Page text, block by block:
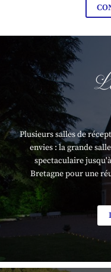
Plusieurs salles de
envies : la grande
spectaculaire
Bretagne pour une